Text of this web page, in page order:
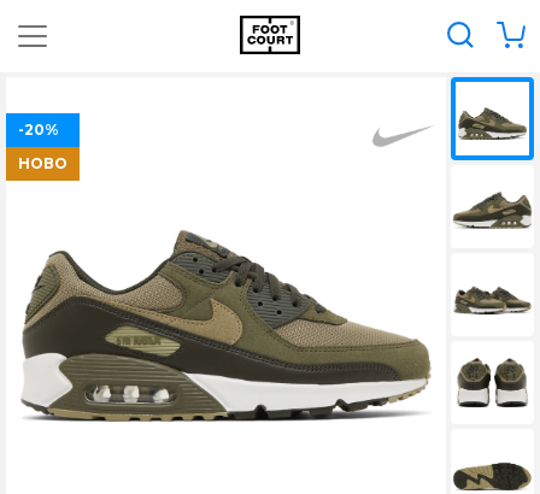
-20%
НОВО